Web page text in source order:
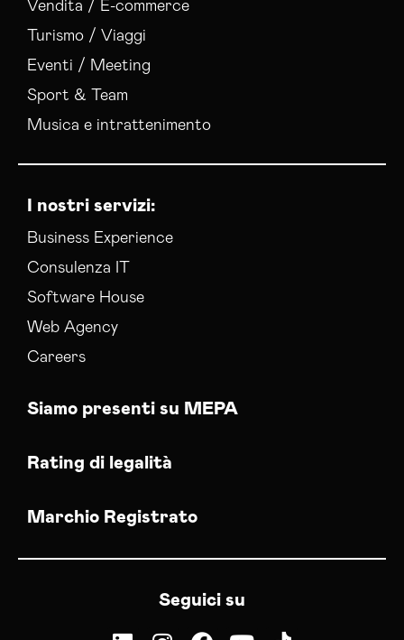
Social Media Advertising Parma
Social Media Manager Parma
Sviluppo Ecommerce Parma
Web Agency Parma
Vendita / E-commerce
Turismo / Viaggi
Eventi / Meeting
Sport & Team
Musica e intrattenimento
I nostri servizi:
Business Experience
Consulenza IT
Software House
Web Agency
Careers
Siamo presenti su MEPA
Rating di legalità
Marchio Registrato
Seguici su